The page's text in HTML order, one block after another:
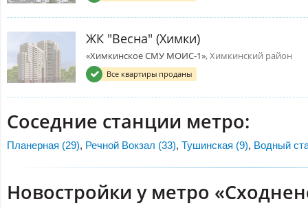
ЖК "Весна" (Химки)
«Химкинское СМУ МОИС-1», Химкинский район
Все квартиры проданы
Соседние станции метро:
Планерная (29), Речной Вокзал (33), Тушинская (9), Водный
Новостройки у метро